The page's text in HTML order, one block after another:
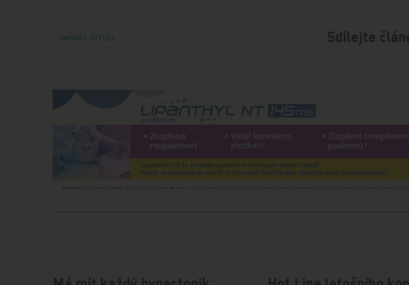
IMPORT: TITULY Sdílejte